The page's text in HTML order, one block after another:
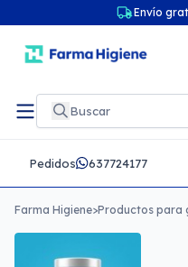
Envío
Pedidos 637724177
Farma Higiene>Productos para